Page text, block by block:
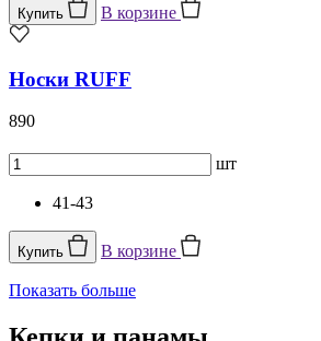
Купить В корзине
Носки RUFF
890
шт
41-43
Купить В корзине
Показать больше